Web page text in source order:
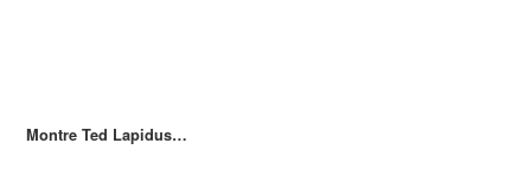
Montre Ted Lapidus…